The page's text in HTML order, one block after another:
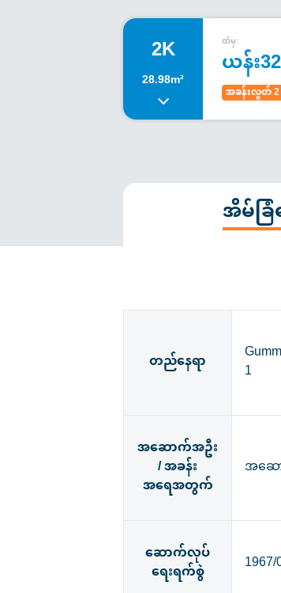
2K
28.98m²
ထံမှ:
ယန်း
အခန်းလွတ် 2
အိမ်ခ
တည်နေရာ 1
အဆောက်အဦး
/ အခန်း
အရေအတွက်
အဆေ
ဆောက်လုပ်
ရေးရက်စွဲ